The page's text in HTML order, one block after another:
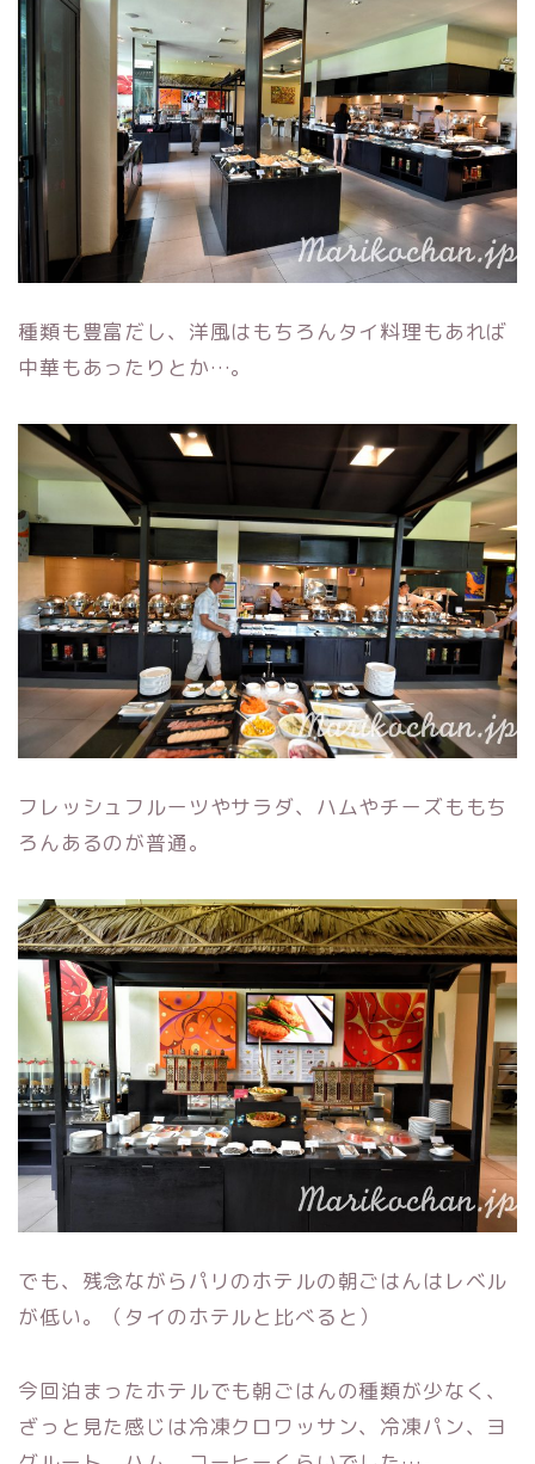
種類も豊富だし、洋風はもちろんタイ料理もあれば
中華もあったりとか…。
フレッシュフルーツやサラダ、ハムやチーズももち
ろんあるのが普通。
でも、残念ながらパリのホテルの朝ごはんはレベル
が低い。（タイのホテルと比べると）
今回泊まったホテルでも朝ごはんの種類が少なく、
ざっと見た感じは冷凍クロワッサン、冷凍パン、ヨ